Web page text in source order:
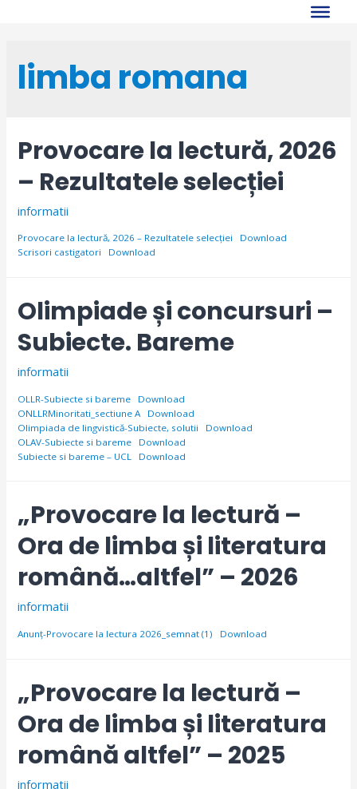
limba romana
Provocare la lectură, 2026
– Rezultatele selecției
informatii
Provocare la lectură, 2026 – Rezultatele selecției
Download
Scrisori castigatori
Download
Olimpiade și concursuri –
Subiecte. Bareme
informatii
OLLR-Subiecte si bareme
Download
ONLLRMinoritati_sectiune A
Download
Olimpiada de lingvistică-Subiecte, solutii
Download
OLAV-Subiecte si bareme
Download
Subiecte si bareme – UCL
Download
„Provocare la lectură –
Ora de limba și literatura
română…altfel” – 2026
informatii
Anunț-Provocare la lectura 2026_semnat (1) Download
„Provocare la lectură –
Ora de limba și literatura
română altfel” – 2025
informatii